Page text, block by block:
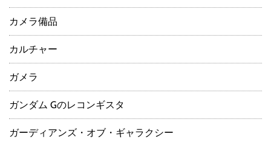
カメラ備品
カルチャー
ガメラ
ガンダム Gのレコンギスタ
ガーディアンズ・オブ・ギャラクシー